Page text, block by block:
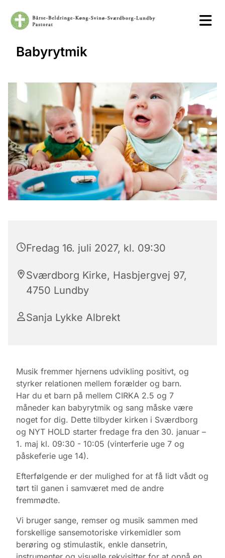
Babyrytmik
Fredag 16. juli 2027, kl. 09:30
Sværdborg Kirke, Hasbjergvej 97,
4750 Lundby
Sanja Lykke Albrekt
Musik fremmer hjernens udvikling positivt, og
styrker relationen mellem forælder og barn.
Har du et barn på mellem CIRKA 2.5 og 7
måneder kan babyrytmik og sang måske være
noget for dig. Dette tilbyder kirken i Sværdborg
og NYT HOLD starter fredage fra den 30. januar –
1. maj kl. 09:30 - 10:05 (vinterferie uge 7 og
påskeferie uge 14).
Efterfølgende er der mulighed for at få lidt vådt og
tørt til ganen i samværet med de andre
fremmødte.
Vi bruger sange, remser og musik sammen med
forskellige sansemotoriske virkemidler som
berøring og stimulastik, enkle dansetrin,